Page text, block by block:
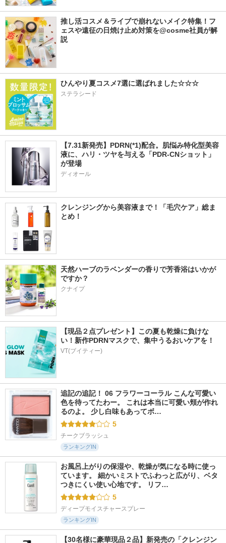
推し活コスメ＆ライブで崩れないメイク特集！フ
ェスや遠征の日焼け止め対策を@cosme社員が解
説
ひんやり夏コスメ7選に選ばれました☆☆☆
ステラシード
【7.31新発売】PDRN(*1)配合。肌悩み特化型美容
液に、ハリ・ツヤを与える「PDR-CNショット」
が登場
ディオール
クレンジングから美容液まで！「毛穴ケア」総ま
とめ！
天然ハーブのラベンダーの香りで芳香浴はいかが
ですか？
クナイプ
【現品２点プレゼント】この夏も乾燥に負けな
い！新作PDRNマスクで、集中うるおいケアを！
VT(ブイティー)
追記の追記！ 06 フラワーコーラル こんな可愛い
色を待ってたわー。 これは本当に可愛い頬が作れ
るのよ。 少し白味もあってボ…
5
チークブラッシュ
ランキングIN
お風呂上がりの保湿や、乾燥が気になる時に使っ
ています。 細かいミストでふわっと広がり、ベタ
つきにくい使い心地です。 リフ…
5
ディープモイスチャースプレー
ランキングIN
【30名様に豪華現品２品】新発売の「クレンジン